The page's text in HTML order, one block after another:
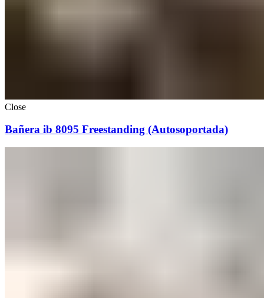
Close
Bañera ib 8095 Freestanding (Autosoportada)